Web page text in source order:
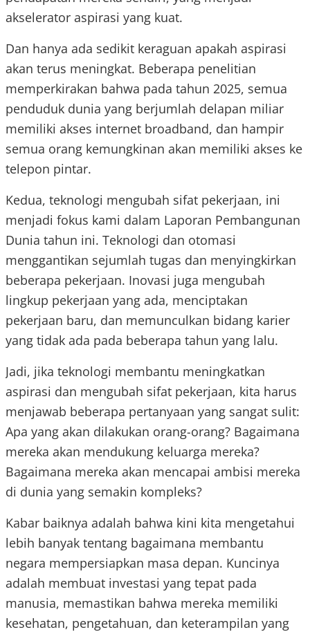
akselerator aspirasi yang kuat.
Dan hanya ada sedikit keraguan apakah aspirasi
akan terus meningkat. Beberapa penelitian
memperkirakan bahwa pada tahun 2025, semua
penduduk dunia yang berjumlah delapan miliar
memiliki akses internet broadband, dan hampir
semua orang kemungkinan akan memiliki akses ke
telepon pintar.
Kedua, teknologi mengubah sifat pekerjaan, ini
menjadi fokus kami dalam Laporan Pembangunan
Dunia tahun ini. Teknologi dan otomasi
menggantikan sejumlah tugas dan menyingkirkan
beberapa pekerjaan. Inovasi juga mengubah
lingkup pekerjaan yang ada, menciptakan
pekerjaan baru, dan memunculkan bidang karier
yang tidak ada pada beberapa tahun yang lalu.
Jadi, jika teknologi membantu meningkatkan
aspirasi dan mengubah sifat pekerjaan, kita harus
menjawab beberapa pertanyaan yang sangat sulit:
Apa yang akan dilakukan orang-orang? Bagaimana
mereka akan mendukung keluarga mereka?
Bagaimana mereka akan mencapai ambisi mereka
di dunia yang semakin kompleks?
Kabar baiknya adalah bahwa kini kita mengetahui
lebih banyak tentang bagaimana membantu
negara mempersiapkan masa depan. Kuncinya
adalah membuat investasi yang tepat pada
manusia, memastikan bahwa mereka memiliki
kesehatan, pengetahuan, dan keterampilan yang